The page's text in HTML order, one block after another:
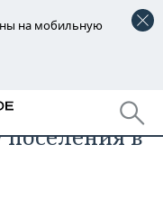
на мобильную
в